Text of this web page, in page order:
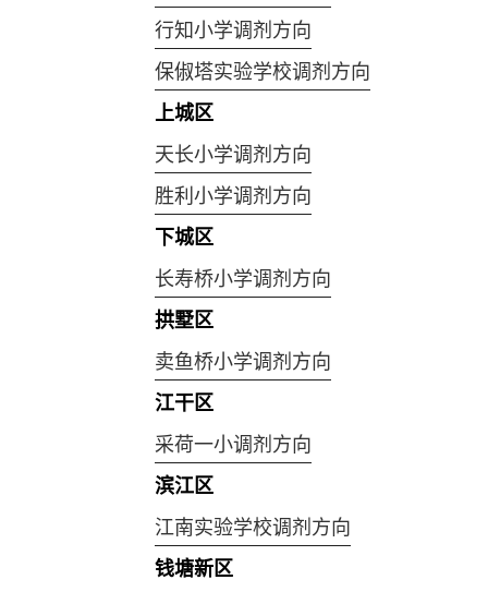
行知小学调剂方向
保俶塔实验学校调剂方向
上城区
天长小学调剂方向
胜利小学调剂方向
下城区
长寿桥小学调剂方向
拱墅区
卖鱼桥小学调剂方向
江干区
采荷一小调剂方向
滨江区
江南实验学校调剂方向
钱塘新区